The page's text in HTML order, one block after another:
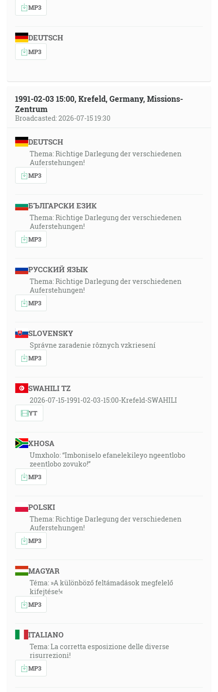
MP3
DEUTSCH
MP3
1991-02-03 15:00, Krefeld, Germany, Missions-
Zentrum
Broadcasted: 2026-07-15 19:30
DEUTSCH
Thema: Richtige Darlegung der verschiedenen
Auferstehungen!
MP3
БЪЛГАРСКИ ЕЗИК
Thema: Richtige Darlegung der verschiedenen
Auferstehungen!
MP3
РУССКИЙ ЯЗЫК
Thema: Richtige Darlegung der verschiedenen
Auferstehungen!
MP3
SLOVENSKY
Správne zaradenie rôznych vzkriesení
MP3
SWAHILI TZ
2026-07-15-1991-02-03-15:00-Krefeld-SWAHILI
YT
XHOSA
Umxholo: “Imboniselo efanelekileyo ngeentlobo
zeentlobo zovuko!”
MP3
POLSKI
Thema: Richtige Darlegung der verschiedenen
Auferstehungen!
MP3
MAGYAR
Téma: »A különböző feltámadások megfelelő
kifejtése!«
MP3
ITALIANO
Tema: La corretta esposizione delle diverse
risurrezioni!
MP3